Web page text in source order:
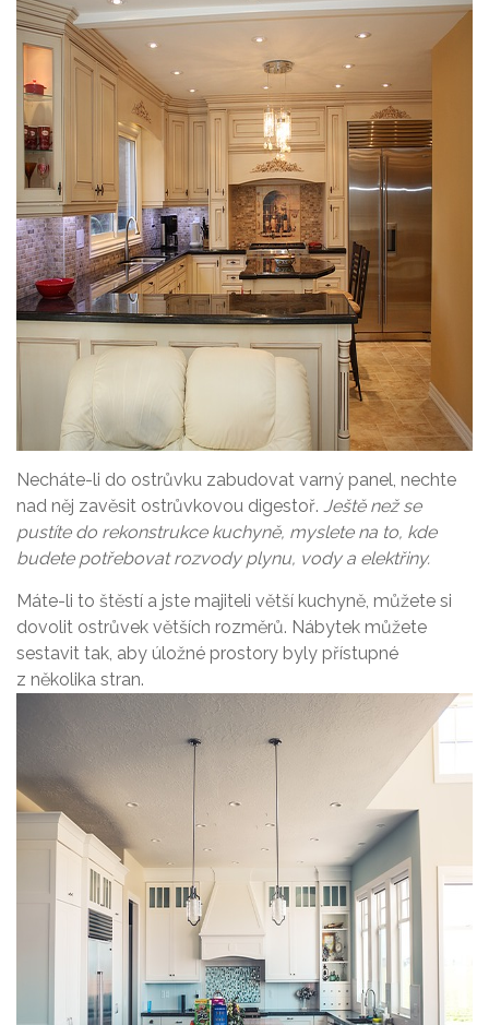
Necháte-li do ostrůvku zabudovat varný panel, nechte
nad něj zavěsit ostrůvkovou digestoř. Ještě než se
pustíte do rekonstrukce kuchyně, myslete na to, kde
budete potřebovat rozvody plynu, vody a elektřiny.
Máte-li to štěstí a jste majiteli větší kuchyně, můžete si
dovolit ostrůvek větších rozměrů. Nábytek můžete
sestavit tak, aby úložné prostory byly přístupné
z několika stran.